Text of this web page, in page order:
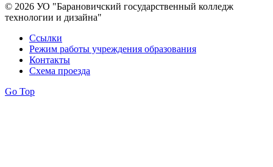
© 2026 УО "Барановичский государственный колледж
технологии и дизайна"
Ссылки
Режим работы учреждения образования
Контакты
Схема проезда
Go Top